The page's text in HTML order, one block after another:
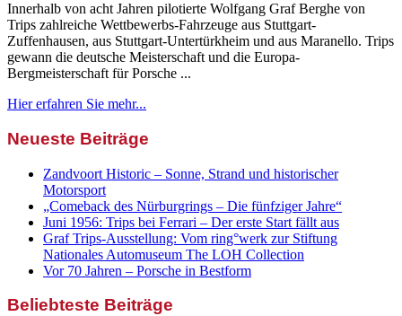
Innerhalb von acht Jahren pilotierte Wolfgang Graf Berghe von
Trips zahlreiche Wettbewerbs-Fahrzeuge aus Stuttgart-
Zuffenhausen, aus Stuttgart-Untertürkheim und aus Maranello. Trips
gewann die deutsche Meisterschaft und die Europa-
Bergmeisterschaft für Porsche ...
Hier erfahren Sie mehr...
Neueste Beiträge
Zandvoort Historic – Sonne, Strand und historischer
Motorsport
„Comeback des Nürburgrings – Die fünfziger Jahre“
Juni 1956: Trips bei Ferrari – Der erste Start fällt aus
Graf Trips-Ausstellung: Vom ring°werk zur Stiftung
Nationales Automuseum The LOH Collection
Vor 70 Jahren – Porsche in Bestform
Beliebteste Beiträge